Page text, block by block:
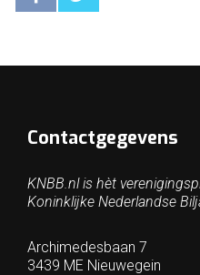
Contactgegevens
KNBB.nl is hèt
Koninklijke Nederlandse
Archimedesbaan 7
3439 ME Nieuwegein